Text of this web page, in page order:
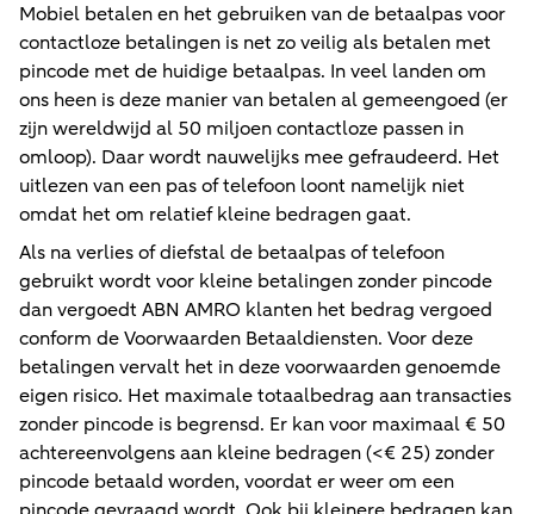
Mobiel betalen en het gebruiken van de betaalpas voor
contactloze betalingen is net zo veilig als betalen met
pincode met de huidige betaalpas. In veel landen om
ons heen is deze manier van betalen al gemeengoed (er
zijn wereldwijd al 50 miljoen contactloze passen in
omloop). Daar wordt nauwelijks mee gefraudeerd. Het
uitlezen van een pas of telefoon loont namelijk niet
omdat het om relatief kleine bedragen gaat.
Als na verlies of diefstal de betaalpas of telefoon
gebruikt wordt voor kleine betalingen zonder pincode
dan vergoedt ABN AMRO klanten het bedrag vergoed
conform de Voorwaarden Betaaldiensten. Voor deze
betalingen vervalt het in deze voorwaarden genoemde
eigen risico. Het maximale totaalbedrag aan transacties
zonder pincode is begrensd. Er kan voor maximaal € 50
achtereenvolgens aan kleine bedragen (<€ 25) zonder
pincode betaald worden, voordat er weer om een